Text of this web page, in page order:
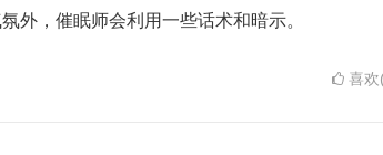
外，催眠师会利用一些话术和暗示。
喜欢